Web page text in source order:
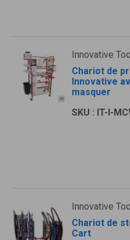
Innovative
Chariot de
Innovative
masquer
SKU : IT-I-
Innovative
Chariot de
Cart